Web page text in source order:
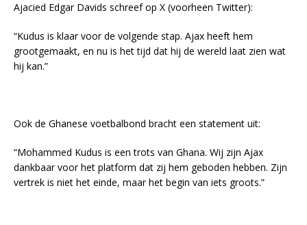
Ajacied Edgar Davids schreef op X (voorheen Twitter):
“Kudus is klaar voor de volgende stap. Ajax heeft hem
grootgemaakt, en nu is het tijd dat hij de wereld laat zien wat
hij kan.”
Ook de Ghanese voetbalbond bracht een statement uit:
“Mohammed Kudus is een trots van Ghana. Wij zijn Ajax
dankbaar voor het platform dat zij hem geboden hebben. Zijn
vertrek is niet het einde, maar het begin van iets groots.”